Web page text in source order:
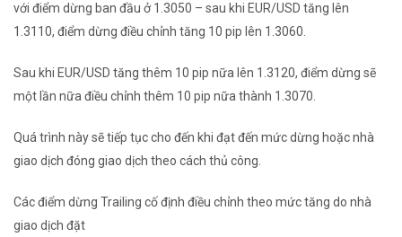
với điểm dừng ban đầu ở 1.3050 – sau khi EUR/USD tăng lên
1.3110, điểm dừng điều chỉnh tăng 10 pip lên 1.3060.
Sau khi EUR/USD tăng thêm 10 pip nữa lên 1.3120, điểm dừng sẽ
một lần nữa điều chỉnh thêm 10 pip nữa thành 1.3070.
Quá trình này sẽ tiếp tục cho đến khi đạt đến mức dừng hoặc nhà
giao dịch đóng giao dịch theo cách thủ công.
Các điểm dừng Trailing cố định điều chỉnh theo mức tăng do nhà
giao dịch đặt